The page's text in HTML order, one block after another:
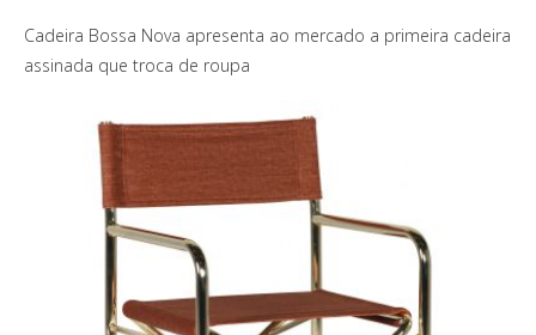
Cadeira Bossa Nova apresenta ao mercado a primeira cadeira
assinada que troca de roupa